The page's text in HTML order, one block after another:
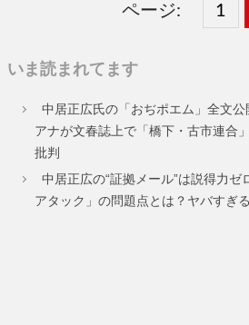
ページ:
固
ー
1
いま読まれてます
中居正広氏の「おぢポエム」全文
アナが文春誌上で「橋下・古市連合
批判
中居正広の“証拠メール”は説得力
アタック」の問題点とは？ヤバすぎ